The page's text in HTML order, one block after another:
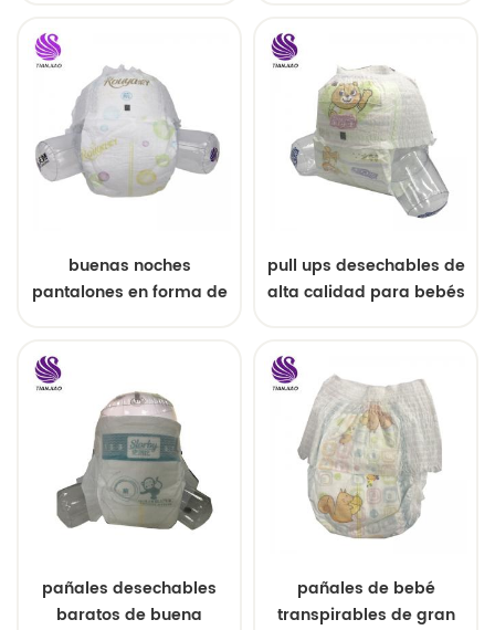
para bebés precio de
fábrica
buenas noches
pantalones en forma de
pull ups desechables de
alta calidad para bebés
pañales desechables
baratos de buena
pañales de bebé
transpirables de gran